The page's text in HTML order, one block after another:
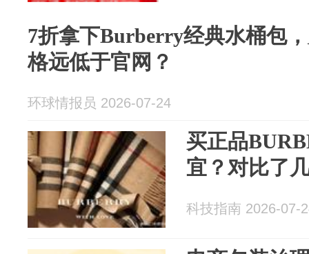
7折拿下Burberry经典水桶包
格远低于官网？
环球情报员 2026-07-24
买正品
宜？对比了
科技指南 2026-07-